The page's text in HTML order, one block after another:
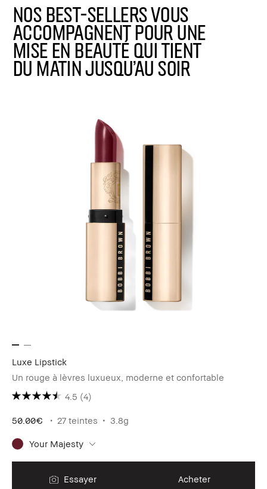
Nos best-sellers vous
accompagnent pour une
mise en beauté qui tient
du matin jusqu’au soir
Luxe Lipstick
Un rouge à lèvres luxueux, moderne et confortable
4.5 (4)
50.00€ 27 teintes 3.8g
Your Majesty
Essayer Acheter